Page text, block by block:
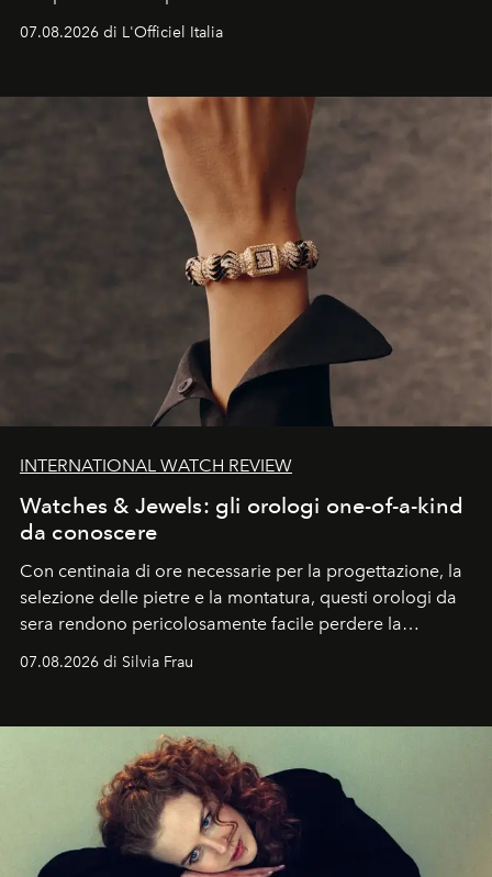
07.08.2026 di L'Officiel Italia
INTERNATIONAL WATCH REVIEW
Watches & Jewels: gli orologi one-of-a-kind
da conoscere
Con centinaia di ore necessarie per la progettazione, la
selezione delle pietre e la montatura, questi orologi da
sera rendono pericolosamente facile perdere la
cognizione del tempo. Ma con quadranti così
07.08.2026 di Silvia Frau